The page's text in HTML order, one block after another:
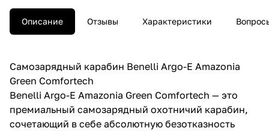
Описание Отзывы Характеристики
Самозарядный карабин Benelli Argo-E Amazonia
Green Comfortech
Benelli Argo-E Amazonia Green Comfortech — это
премиальный самозарядный охотничий карабин,
сочетающий в себе абсолютную безотказность